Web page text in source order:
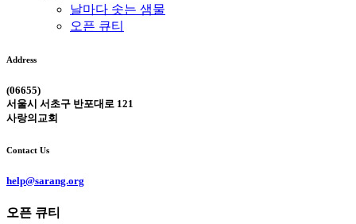
날마다 솟는 샘물
오픈 큐티
Address
(06655)
서울시 서초구 반포대로 121
사랑의교회
Contact Us
help@sarang.org
오픈 큐티